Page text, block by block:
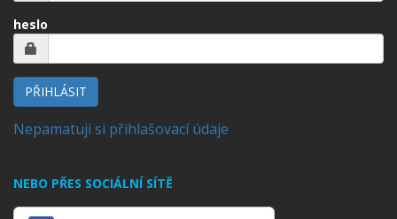
heslo
PŘIHLÁSIT
Nepamatuji si přihlašovací údaje
NEBO PŘES SOCIÁLNÍ SÍTĚ